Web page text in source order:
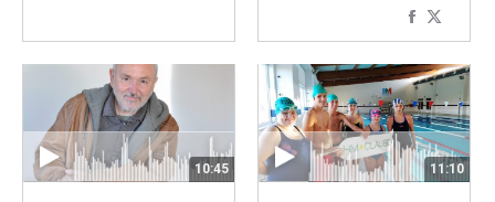
Compartir
concon
10:45 11:10